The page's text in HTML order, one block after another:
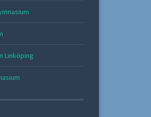
Linköping